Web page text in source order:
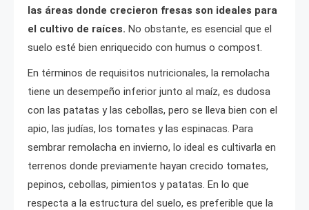
las áreas donde crecieron fresas son ideales para
el cultivo de raíces. No obstante, es esencial que el
suelo esté bien enriquecido con humus o compost.
En términos de requisitos nutricionales, la remolacha
tiene un desempeño inferior junto al maíz, es dudosa
con las patatas y las cebollas, pero se lleva bien con el
apio, las judías, los tomates y las espinacas. Para
sembrar remolacha en invierno, lo ideal es cultivarla en
terrenos donde previamente hayan crecido tomates,
pepinos, cebollas, pimientos y patatas. En lo que
respecta a la estructura del suelo, es preferible que la